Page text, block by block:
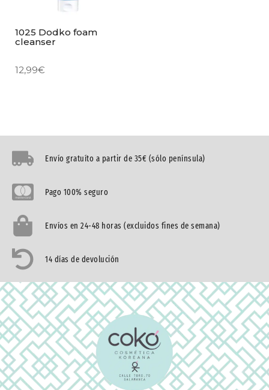
1025 Dodko foam
cleanser
12,99€
Envío gratuíto a partir de 35€ (sólo península)
Pago 100% seguro
Envíos en 24-48 horas (excluidos fines de semana)
14 días de devolución